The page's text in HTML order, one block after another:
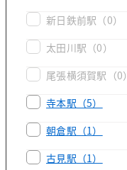
新日鉄前駅 （0）
太田川駅 （0）
尾張横須賀駅 （0）
寺本駅 （5）
朝倉駅 （1）
古見駅 （1）